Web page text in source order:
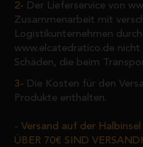
Der Lieferservice von
Zusammenarbeit mit
Logistikunternehmen
www.elcatedratico.de
Schäden, die beim
Die Kosten für den
Produkte enthalten.
Versand auf der
ÜBER 70€ SIND